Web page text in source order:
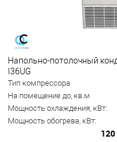
Напольно-потолочный
I36UG
Тип компрессора
На помещение до, кв.м
Мощность охлаждения, кВт:
Мощность обогрева, кВт:
120